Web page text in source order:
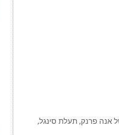
אנה פרנק, תעלת סינגל,